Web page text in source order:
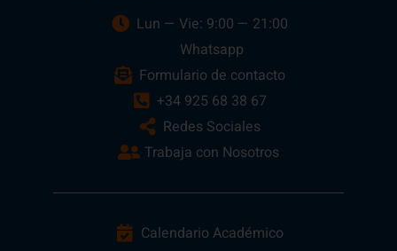
Lun — Vie: 9:00 — 21:00
Whatsapp
Formulario de contacto
+34 925 68 38 67
Redes Sociales
Trabaja con Nosotros
Calendario Académico